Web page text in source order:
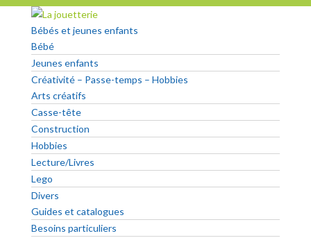
Bébés et jeunes enfants
Bébé
Jeunes enfants
Créativité – Passe-temps – Hobbies
Arts créatifs
Casse-tête
Construction
Hobbies
Lecture/Livres
Lego
Divers
Guides et catalogues
Besoins particuliers